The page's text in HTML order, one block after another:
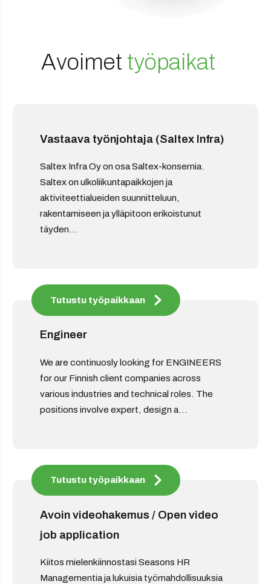
Avoimet työpaikat
Vastaava työnjohtaja (Saltex Infra)
Saltex Infra Oy on osa Saltex-konsernia.
Saltex on ulkoliikuntapaikkojen ja
aktiviteettialueiden suunnitteluun,
rakentamiseen ja ylläpitoon erikoistunut
täyden...
Tutustu työpaikkaan
Engineer
We are continuosly looking for ENGINEERS
for our Finnish client companies across
various industries and technical roles. The
positions involve expert, design a...
Tutustu työpaikkaan
Avoin videohakemus / Open video
job application
Kiitos mielenkiinnostasi Seasons HR
Managementia ja lukuisia työmahdollisuuksia